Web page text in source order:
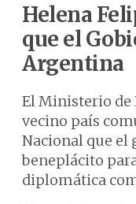
Helena
que el
Argentina
El Ministerio de
vecino país
Nacional que el
beneplácito
diplomática